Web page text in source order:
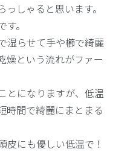
しゃると思います。
。
湿らせて手や櫛で綺麗
燥という流れがファー
とになりますが、低温
時間で綺麗にまとまる
皮にも優しい低温で！